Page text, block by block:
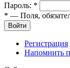
Пароль: *
* — Поля,
Регистрация
Напомнить